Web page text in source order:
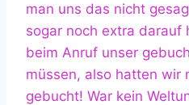
man uns das nicht
sogar noch extra darauf
beim Anruf unser
müssen, also hatten wir
gebucht! War kein